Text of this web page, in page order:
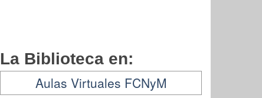
La Biblioteca en:
Aulas Virtuales FCNyM